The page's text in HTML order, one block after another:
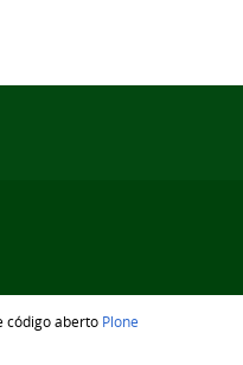
código aberto Plone